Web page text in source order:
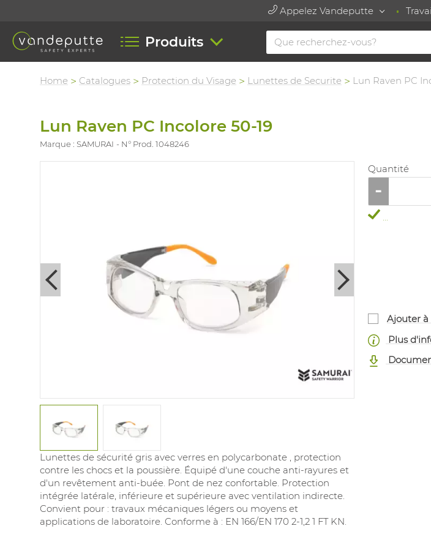
Appelez Vandeputte
Produits
Home Catalogues Protection du Visage Lunettes de Securite Lun Raven PC
Lun Raven PC Incolore 50-19
Marque : SAMURAI N° Prod. 1048246
Next
Lunettes de sécurité gris avec verres en polycarbonate , protection
contre les chocs et la poussière. Équipé d'une couche anti-rayures et
d'un revêtement anti-buée. Pont de nez confortable. Protection
intégrée latérale, inférieure et supérieure avec ventilation indirecte.
Convient pour : travaux mécaniques légers ou moyens et
applications de laboratoire. Conforme à : EN 166/EN 170 2-1,2 1 FT KN.
Quantité
...
Ajouter à
Plus